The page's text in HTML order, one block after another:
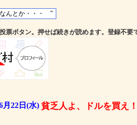
票ボタン。押せば続きが読めます。登録不要
月22日(水) 貧乏人よ、ドルを買え